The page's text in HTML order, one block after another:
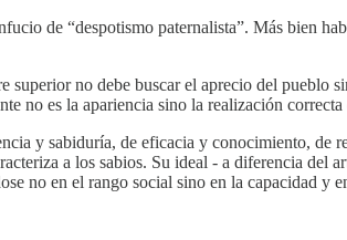
de “despotismo paternalista”. Más bien
superior no debe buscar el aprecio del
no es la apariencia sino la realización
y sabiduría, de eficacia y conocimiento, de
a los sabios. Su ideal - a diferencia
no en el rango social sino en la capacidad